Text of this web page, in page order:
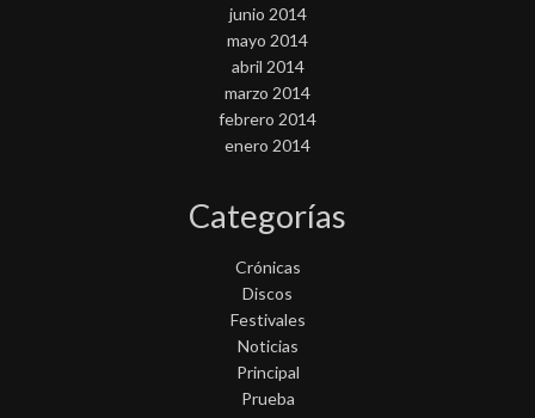
junio 2014
mayo 2014
abril 2014
marzo 2014
febrero 2014
enero 2014
Categorías
Crónicas
Discos
Festivales
Noticias
Principal
Prueba